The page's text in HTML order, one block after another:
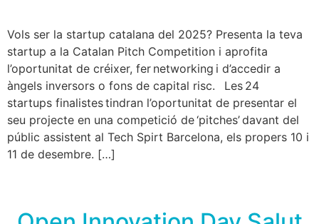
Vols ser la startup catalana del 2025? Presenta la teva
startup a la Catalan Pitch Competition i aprofita
l’oportunitat de créixer, fer networking i d’accedir a
àngels inversors o fons de capital risc. Les 24
startups finalistes tindran l’oportunitat de presentar el
seu projecte en una competició de ‘pitches’ davant del
públic assistent al Tech Spirt Barcelona, els propers 10 i
11 de desembre. […]